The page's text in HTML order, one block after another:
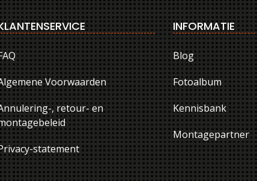
Voorwaarden
, retour- en
statement
INFORMATIE
Blog
Fotoalbum
Kennisbank
Montagepartner